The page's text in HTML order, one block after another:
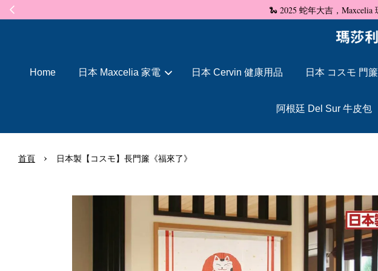
🐍 2025 蛇年大吉，
Home 日本 Maxcelia 家電 日本 Cervin 健康用品 日本 コスモ 門簾
阿根廷 Del Sur 牛皮包
首頁 › 日本製【コスモ】長門簾《福來了》
您的購